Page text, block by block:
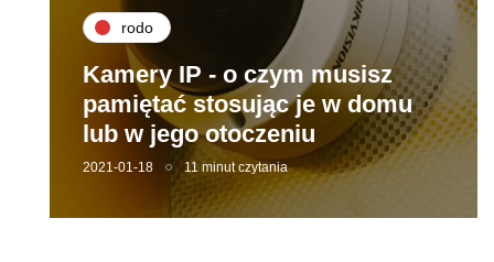
rodo
Kamery IP - o czym musisz
pamiętać stosując je w domu
lub w jego otoczeniu
2021-01-18 11 minut czytania